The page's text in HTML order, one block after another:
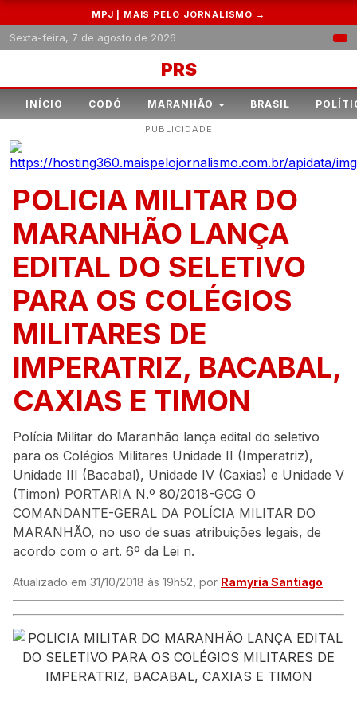
MPJ | MAIS PELO JORNALISMO →
Sexta-feira, 7 de agosto de 2026
PRS
INÍCIO CODÓ MARANHÃO BRASIL
PUBLICIDADE
POLICIA MILITAR DO
MARANHÃO LANÇA
EDITAL DO SELETIVO
PARA OS COLÉGIOS
MILITARES DE
IMPERATRIZ, BACABAL,
CAXIAS E TIMON
Polícia Militar do Maranhão lança edital do seletivo
para os Colégios Militares Unidade II (Imperatriz),
Unidade III (Bacabal), Unidade IV (Caxias) e Unidade V
(Timon) PORTARIA N.º 80/2018-GCG O
COMANDANTE-GERAL DA POLÍCIA MILITAR DO
MARANHÃO, no uso de suas atribuições legais, de
acordo com o art. 6º da Lei n.
Atualizado em 31/10/2018 às 19h52, por Ramyria Santiago.